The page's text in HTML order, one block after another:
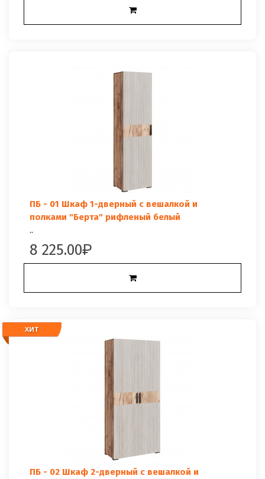
ПБ - 01 Шкаф 1-дверный с вешалкой и
полками "Берта" рифленый белый
..
8 225.00
ПБ - 02 Шкаф 2-дверный с вешалкой и
ХИТ
ХИТ